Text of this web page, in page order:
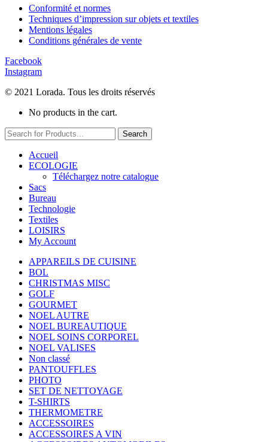
Conformité et normes
Techniques d’impression sur objets et textiles
Mentions légales
Conditions générales de vente
Facebook
Instagram
© 2021 Lorada. Tous les droits réservés
No products in the cart.
Search
Accueil
ECOLOGIE
Téléchargez notre catalogue
Sacs
Bureau
Technologie
Textiles
LOISIRS
My Account
APPAREILS DE CUISINE
BOL
CHRISTMAS MISC
GOLF
GOURMET
NOEL AUTRE
NOEL BUREAUTIQUE
NOEL SOINS CORPOREL
NOEL VALISES
Non classé
PANTOUFFLES
PHOTO
SET DE NETTOYAGE
T-SHIRTS
THERMOMETRE
ACCESSOIRES
ACCESSOIRES A VIN